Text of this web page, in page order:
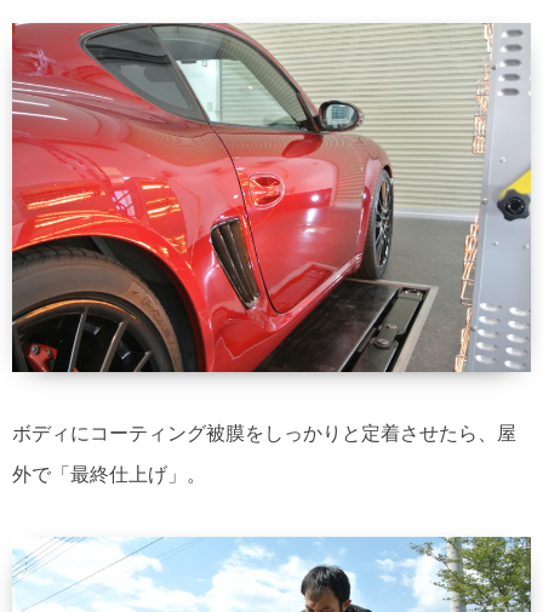
ボディにコーティング被膜をしっかりと定着させたら、屋
外で「最終仕上げ」。